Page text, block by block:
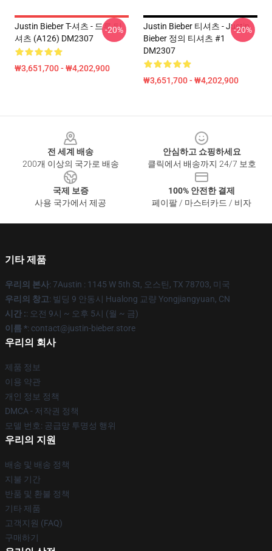
Justin Bieber T-셔츠 - 드루 티
셔츠 (A126) DM2307
₩3,651,700 - ₩4,202,900
-20%
Justin Bieber 티셔츠 - Justin
Bieber 정의 티셔츠 #1
DM2307
₩3,651,700 - ₩4,202,900
-20%
전 세계 배송
200개 이상의 국가로 배송
안심하고 쇼핑하세요
클릭에서 배송까지 24/7 보호
국제 보증
사용 국가에서 제공
100% 안전한 결제
페이팔 / 마스터카드 / 비자
기타 제품
우리의 본사: 7Austin : 1145 W 5th St, 오스틴, TX 78703, 미국
우리의 창고: 빌딩 9 안동시 Hualong 교량 Yongjiangyuan, CN
시간 :: 오전 9시 ~ 오후 5시 (월 ~ 금)
이름 *: contact@justin-bieber.store
우리의 회사
제품 정보
이용 약관
개인 정보 정책
DMCA - 저작권 정책
모델 번호: 공급망 투명성 행위
우리의 지원
배송 및 배송 정책
지불 기간
반품 및 환불 정책
기타 제품
고객지원 (FAQ)
구매하기